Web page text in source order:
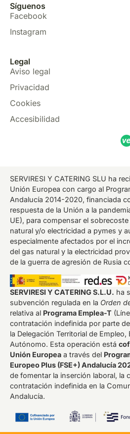
Síguenos
Facebook
Instagram
Legal
Aviso legal
Privacidad
Cookies
Accesibilidad
SERVIRESI Y CATERING SLU ha
Unión Europea con cargo al
Andalucía 2014-2020, financiada
respuesta de la Unión a la
UE), para compensar el
natural y/o electricidad a pymes y
especialmente afectados por el
del gas natural y la electricidad
de la guerra de agresión de Rusia
SERVIRESI Y CATERING S.L.U. ha
subvención regulada en la Orden
relativa al Programa Emplea-T
contratación indefinida por parte
la Delegación Territorial de Empleo,
Autónomo. Esta operación está
Unión Europea a través del
Europeo Plus (FSE+) Andalucía
de fomentar la inserción laboral, la
contratación indefinida en la
Andalucía.